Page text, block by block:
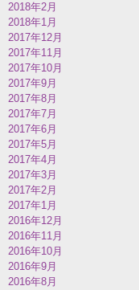
2018年2月
2018年1月
2017年12月
2017年11月
2017年10月
2017年9月
2017年8月
2017年7月
2017年6月
2017年5月
2017年4月
2017年3月
2017年2月
2017年1月
2016年12月
2016年11月
2016年10月
2016年9月
2016年8月